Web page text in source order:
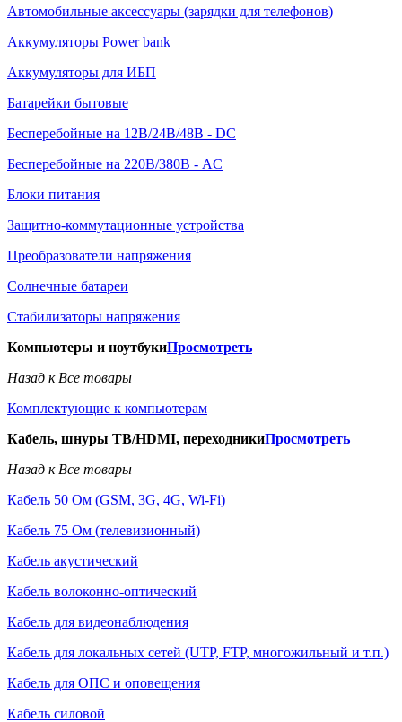
Автомобильные аксессуары (зарядки для телефонов)
Аккумуляторы Power bank
Аккумуляторы для ИБП
Батарейки бытовые
Бесперебойные на 12В/24В/48В - DC
Бесперебойные на 220В/380В - AC
Блоки питания
Защитно-коммутационные устройства
Преобразователи напряжения
Солнечные батареи
Стабилизаторы напряжения
Компьютеры и ноутбукиПросмотреть
Назад к Все товары
Комплектующие к компьютерам
Кабель, шнуры ТВ/HDMI, переходникиПросмотреть
Назад к Все товары
Кабель 50 Ом (GSM, 3G, 4G, Wi-Fi)
Кабель 75 Ом (телевизионный)
Кабель акустический
Кабель волоконно-оптический
Кабель для видеонаблюдения
Кабель для локальных сетей (UTP, FTP, многожильный и т.п.)
Кабель для ОПС и оповещения
Кабель силовой